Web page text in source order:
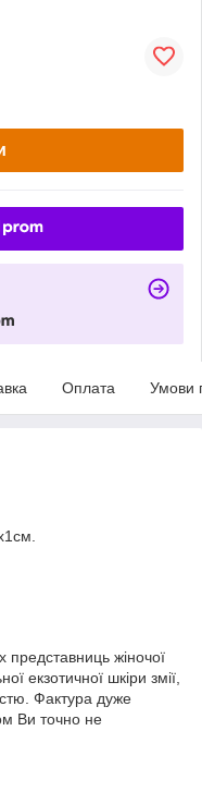
Оплата Умови
жіночої
екзотичної шкіри змії,
Фактура дуже
Ви точно не